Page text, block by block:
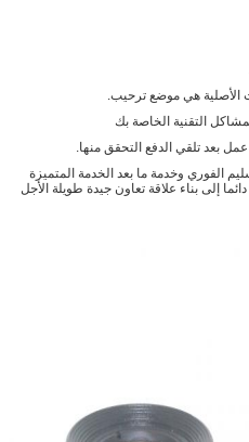
الأصلية هي موضع ترحيب.
الفوري وخدمة ما بعد الخدمة المتميزة
إلى بناء علاقة تعاون جيدة طويلة الأجل